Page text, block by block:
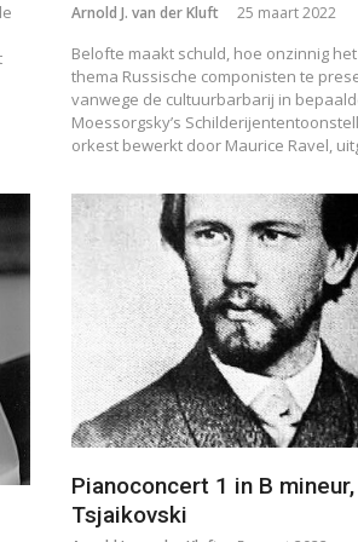
Arnold J. van der Kluft 25 maart 2022
Belofte maakt schuld, hoe onzinnig
thema Russische componisten te
vanwege de cultuurbarbarij in
Moessorgsky’s
orkest bewerkt door Maurice Ravel,
Pianoconcert 1 in B mineur,
Tsjaikovski